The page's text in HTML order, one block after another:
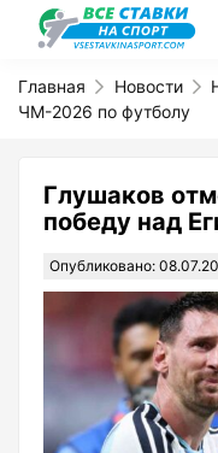
Главная Новости
ЧМ-2026 по футболу
Глушаков
победу над
Опубликовано: